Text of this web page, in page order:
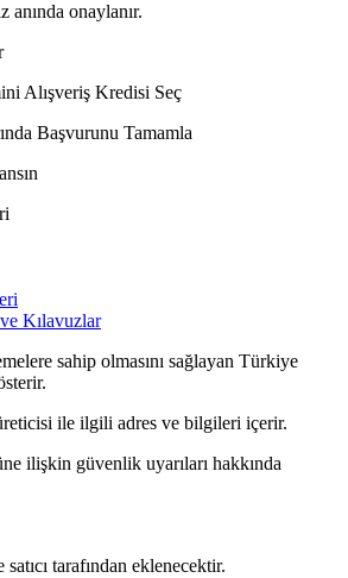
anında onaylanır.
Alışveriş Kredisi Seç
Başvurunu Tamamla
Kılavuzlar
sahip olmasını sağlayan Türkiye
ile ilgili adres ve bilgileri içerir.
ilişkin güvenlik uyarıları hakkında
tarafından eklenecektir.